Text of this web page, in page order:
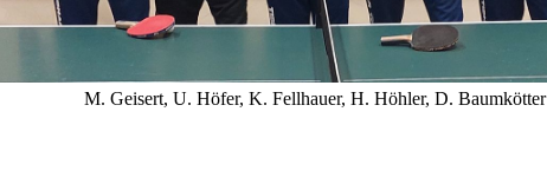
M. Geisert, U. Höfer, K. Fellhauer, H. Höhler, D. Baumkötter